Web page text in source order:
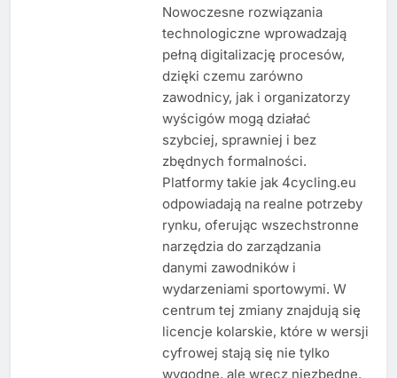
Nowoczesne rozwiązania
technologiczne wprowadzają
pełną digitalizację procesów,
dzięki czemu zarówno
zawodnicy, jak i organizatorzy
wyścigów mogą działać
szybciej, sprawniej i bez
zbędnych formalności.
Platformy takie jak 4cycling.eu
odpowiadają na realne potrzeby
rynku, oferując wszechstronne
narzędzia do zarządzania
danymi zawodników i
wydarzeniami sportowymi. W
centrum tej zmiany znajdują się
licencje kolarskie, które w wersji
cyfrowej stają się nie tylko
wygodne, ale wręcz niezbędne.